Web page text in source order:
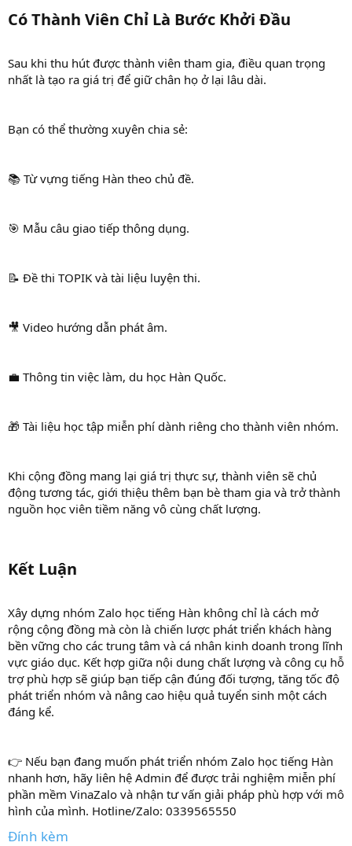
Có Thành Viên Chỉ Là Bước Khởi Đầu​
Sau khi thu hút được thành viên tham gia, điều quan trọng
nhất là tạo ra giá trị để giữ chân họ ở lại lâu dài.
Bạn có thể thường xuyên chia sẻ:
📚 Từ vựng tiếng Hàn theo chủ đề.
🎯 Mẫu câu giao tiếp thông dụng.
📝 Đề thi TOPIK và tài liệu luyện thi.
🎥 Video hướng dẫn phát âm.
💼 Thông tin việc làm, du học Hàn Quốc.
🎁 Tài liệu học tập miễn phí dành riêng cho thành viên nhóm.
Khi cộng đồng mang lại giá trị thực sự, thành viên sẽ chủ
động tương tác, giới thiệu thêm bạn bè tham gia và trở thành
nguồn học viên tiềm năng vô cùng chất lượng.
Kết Luận​
Xây dựng nhóm Zalo học tiếng Hàn không chỉ là cách mở
rộng cộng đồng mà còn là chiến lược phát triển khách hàng
bền vững cho các trung tâm và cá nhân kinh doanh trong lĩnh
vực giáo dục. Kết hợp giữa nội dung chất lượng và công cụ hỗ
trợ phù hợp sẽ giúp bạn tiếp cận đúng đối tượng, tăng tốc độ
phát triển nhóm và nâng cao hiệu quả tuyển sinh một cách
đáng kể.
👉 Nếu bạn đang muốn phát triển nhóm Zalo học tiếng Hàn
nhanh hơn, hãy liên hệ Admin để được trải nghiệm miễn phí
phần mềm VinaZalo và nhận tư vấn giải pháp phù hợp với mô
hình của mình. Hotline/Zalo: 0339565550
Đính kèm